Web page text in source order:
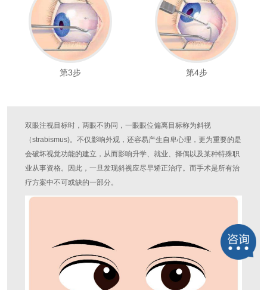
第3步 第4步
双眼注视目标时，两眼不协同，一眼眼位偏离目标称为斜视
（strabismus)。不仅影响外观，还容易产生自卑心理，更为重要的是
会破坏视觉功能的建立，从而影响升学、就业、择偶以及某种特殊职
业从事资格。因此，一旦发现斜视应尽早矫正治疗。而手术是所有治
疗方案中不可或缺的一部分。